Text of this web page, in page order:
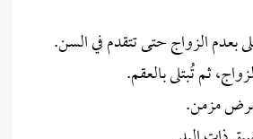
بعدم الزواج حتى تتقدم في السن.
ثم تُبتلى بالعقم.
مزمن.